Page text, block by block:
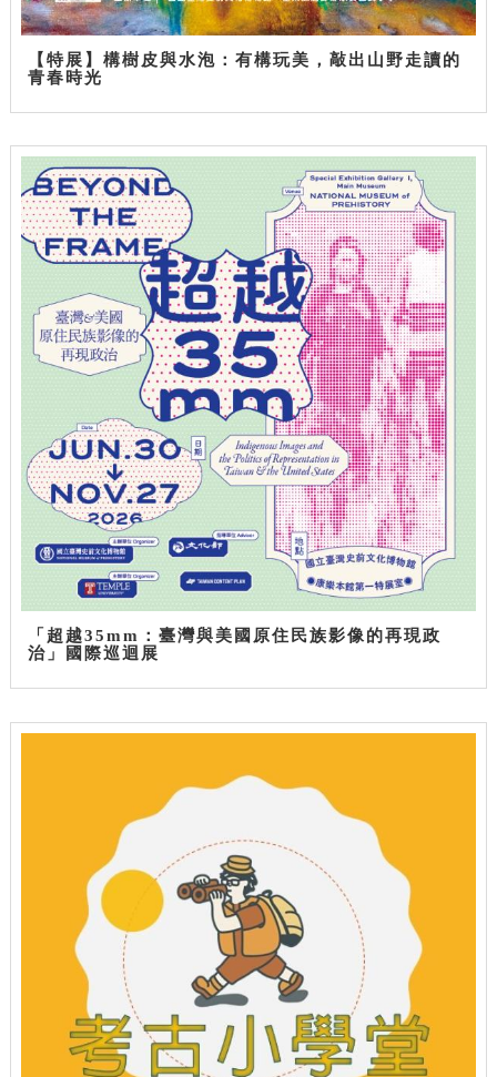
【特展】構樹皮與水泡：有構玩美，敲出山野走讀的
青春時光
「超越35mm：臺灣與美國原住民族影像的再現政
治」國際巡迴展